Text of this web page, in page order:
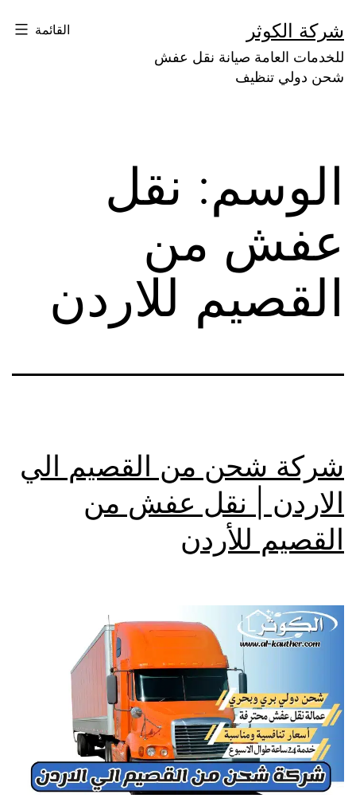
إلى
المحتوى
شركة الكوثر
للخدمات العامة صيانة نقل عفش
شحن دولي تنظيف
القائمة
الوسم: نقل
عفش من
القصيم للاردن
شركة شحن من القصيم الي
الاردن | نقل عفش من
القصيم للأردن